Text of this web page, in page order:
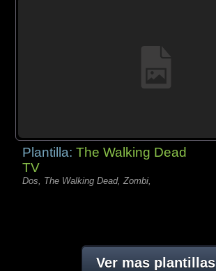
Plantilla:The Walking Dead
TV
Dos, The Walking Dead, Zombi,
Ver mas plantillas